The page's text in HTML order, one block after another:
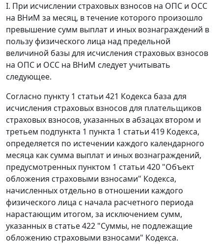
I. При исчислении страховых взносов на ОПС и ОСС
на ВНиМ за месяц, в течение которого произошло
превышение сумм выплат и иных вознаграждений в
пользу физического лица над предельной
величиной базы для исчисления страховых взносов
на ОПС и ОСС на ВНиМ следует учитывать
следующее.
Согласно пункту 1 статьи 421 Кодекса база для
исчисления страховых взносов для плательщиков
страховых взносов, указанных в абзацах втором и
третьем подпункта 1 пункта 1 статьи 419 Кодекса,
определяется по истечении каждого календарного
месяца как сумма выплат и иных вознаграждений,
предусмотренных пунктом 1 статьи 420 "Объект
обложения страховыми взносами" Кодекса,
начисленных отдельно в отношении каждого
физического лица с начала расчетного периода
нарастающим итогом, за исключением сумм,
указанных в статье 422 "Суммы, не подлежащие
обложению страховыми взносами" Кодекса.